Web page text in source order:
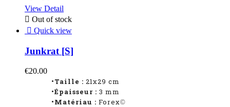
View Detail
 Out of stock
 Quick view
Junkrat [S]
€20.00
•Taille : 21x29 cm
•Épaisseur : 3 mm
•Matériau : Forex©